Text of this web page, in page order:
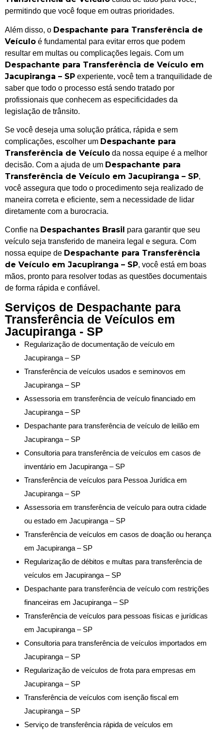
permitindo que você foque em outras prioridades.
Além disso, o Despachante para Transferência de
Veículo é fundamental para evitar erros que podem
resultar em multas ou complicações legais. Com um
Despachante para Transferência de Veículo em
Jacupiranga – SP experiente, você tem a tranquilidade de
saber que todo o processo está sendo tratado por
profissionais que conhecem as especificidades da
legislação de trânsito.
Se você deseja uma solução prática, rápida e sem
complicações, escolher um Despachante para
Transferência de Veículo da nossa equipe é a melhor
decisão. Com a ajuda de um Despachante para
Transferência de Veículo em Jacupiranga – SP,
você assegura que todo o procedimento seja realizado de
maneira correta e eficiente, sem a necessidade de lidar
diretamente com a burocracia.
Confie na Despachantes Brasil
para garantir que seu
veículo seja transferido de maneira legal e segura. Com
nossa equipe de Despachante para Transferência
de Veículo em Jacupiranga – SP, você está em boas
mãos, pronto para resolver todas as questões documentais
de forma rápida e confiável.
Serviços de Despachante para
Transferência de Veículos em
Jacupiranga - SP
Regularização de documentação de veículo em
Jacupiranga – SP
Transferência de veículos usados e seminovos em
Jacupiranga – SP
Assessoria em transferência de veículo financiado em
Jacupiranga – SP
Despachante para transferência de veículo de leilão em
Jacupiranga – SP
Consultoria para transferência de veículos em casos de
inventário em Jacupiranga – SP
Transferência de veículos para Pessoa Jurídica em
Jacupiranga – SP
Assessoria em transferência de veículo para outra cidade
ou estado em Jacupiranga – SP
Transferência de veículos em casos de doação ou herança
em Jacupiranga – SP
Regularização de débitos e multas para transferência de
veículos em Jacupiranga – SP
Despachante para transferência de veículo com restrições
financeiras em Jacupiranga – SP
Transferência de veículos para pessoas físicas e jurídicas
em Jacupiranga – SP
Consultoria para transferência de veículos importados em
Jacupiranga – SP
Regularização de veículos de frota para empresas em
Jacupiranga – SP
Transferência de veículos com isenção fiscal em
Jacupiranga – SP
Serviço de transferência rápida de veículos em